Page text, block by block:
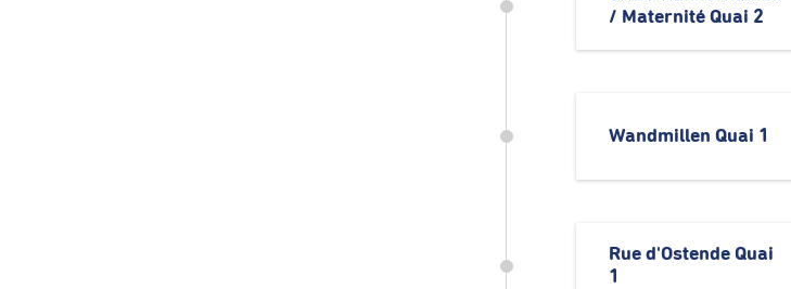
/ Maternité Quai 2
Wandmillen Quai 1
Rue d'Ostende Quai
1